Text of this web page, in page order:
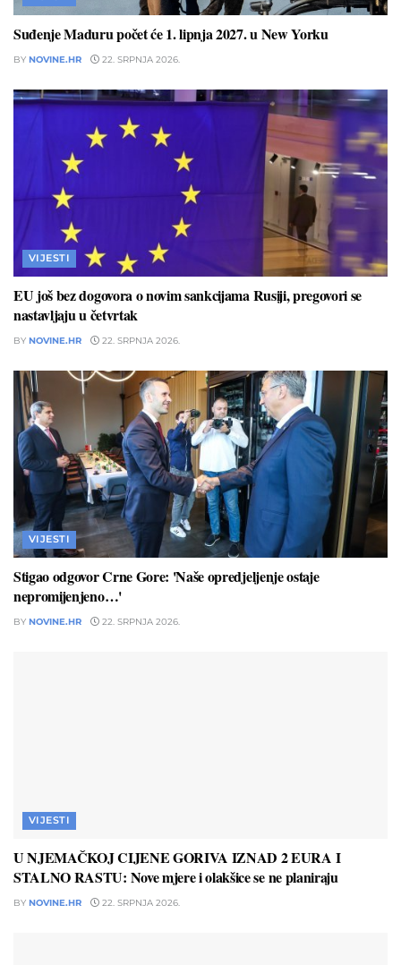
Suđenje Maduru počet će 1. lipnja 2027. u New Yorku
BY NOVINE.HR 22. SRPNJA 2026.
VIJESTI
EU još bez dogovora o novim sankcijama Rusiji, pregovori se
nastavljaju u četvrtak
BY NOVINE.HR 22. SRPNJA 2026.
VIJESTI
Stigao odgovor Crne Gore: 'Naše opredjeljenje ostaje
nepromijenjeno…'
BY NOVINE.HR 22. SRPNJA 2026.
VIJESTI
U NJEMAČKOJ CIJENE GORIVA IZNAD 2 EURA I
STALNO RASTU: Nove mjere i olakšice se ne planiraju
BY NOVINE.HR 22. SRPNJA 2026.